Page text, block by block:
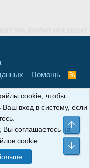
Помощь
R
знака № 665857 от
вРунетЛаб – Сайты и
241030, Брянская
cookie, чтобы
Ваш вход в систему, если
Вы соглашаетесь на
cookie.